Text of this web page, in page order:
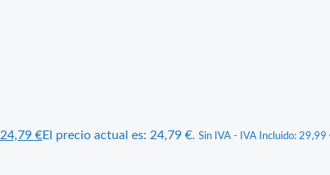
24,79 €El precio actual es: 24,79 €. Sin IVA - IVA Incluido: 29,99